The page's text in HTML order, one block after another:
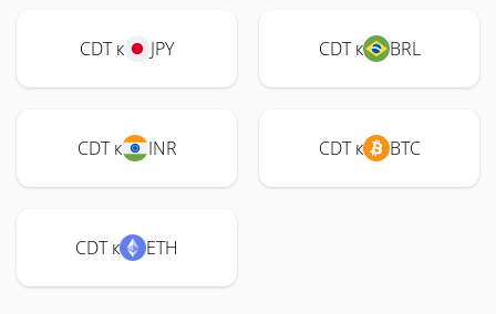
CDT к JPY CDT к BRL
CDT к INR CDT к BTC
CDT к ETH